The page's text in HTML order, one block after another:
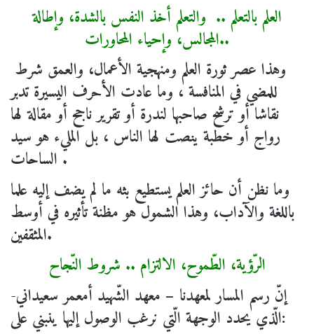
العلم بالتعلم.. والتعلم أخذ النفس بالشدة، وإطالة
المجالس، وإحياء المحاورات..
للمضي في المنافسة ، وما عادت الأحرف اليسيرة تدبر
نقاشا أو ترشح صاحبها لندرة أو تقرير ناجح أو مقالة لها
رواج أو خطبة ينصت لها الناس ، بل المليء هو سيد
الساحات .
وما نظن أن حائز العلم يستطيع بثه ما لم يضف إليه علما
باللغة والآداب، وهذا الشمول هو مظنة تأثيره في أوسط
المثقفين.
الرّؤية، الطّموح، الالتزام .. شروط النّجاح
إنّ رسم المسار لمعهدنا – معهد الشّهيد أمعمر سعيداني-
الّذي يحدد الوجهة الّتي نرغب الوصول إليها ينبني على: